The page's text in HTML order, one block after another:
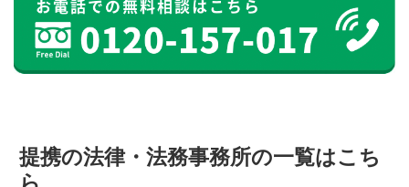
提携の法律・法務事務所の一覧はこち